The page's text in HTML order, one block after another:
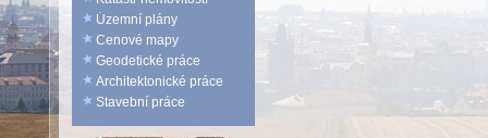
Územní plány
Cenové mapy
Geodetické práce
Architektonické práce
Stavební práce